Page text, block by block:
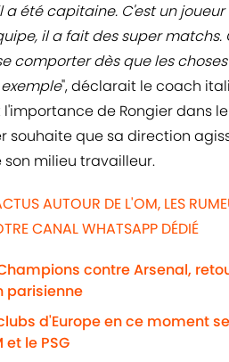
a été capitaine. C'est un
il a fait des super matchs.
comporter dès que les
", déclarait le coach
de Rongier dans
souhaite que sa direction
milieu travailleur.
AUTOUR DE L'OM, LES
CANAL WHATSAPP DÉDIÉ
contre Arsenal,
parisienne
d'Europe en ce moment
le PSG